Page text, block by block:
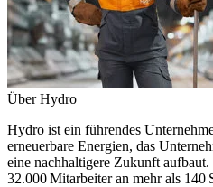
Über Hydro
Hydro ist ein führendes
erneuerbare Energien, das
eine nachhaltigere Zukunft
32.000 Mitarbeiter an mehr als 140